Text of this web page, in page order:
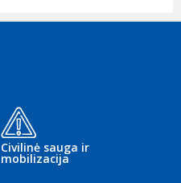
Civilinė sauga ir
mobilizacija